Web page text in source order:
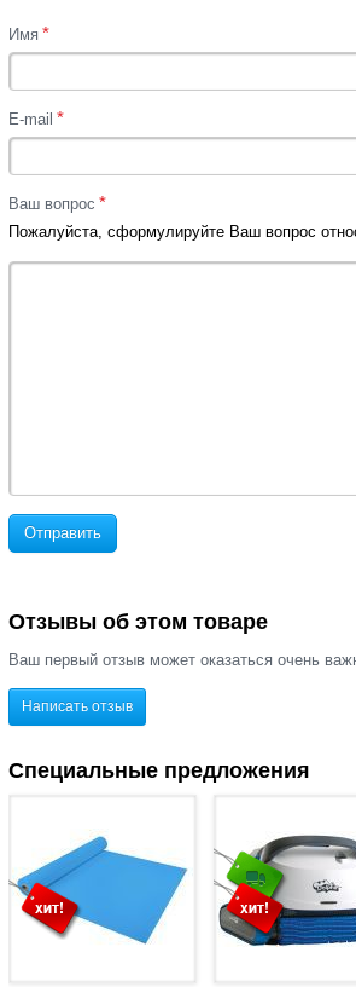
Имя *
E-mail *
Ваш вопрос *
Пожалуйста, сформулируйте Ваш вопрос
Отправить
Отзывы об этом товаре
Ваш первый отзыв может оказаться очень
Написать отзыв
Специальные предложения